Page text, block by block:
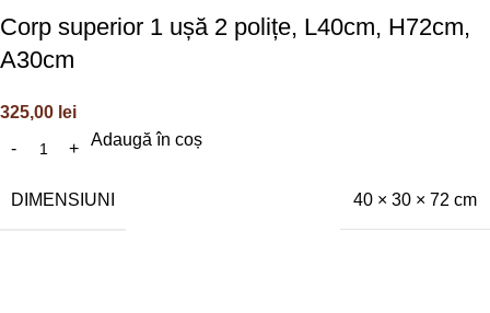
Corp superior 1 ușă 2 polițe, L40cm, H72cm,
A30cm
325,00 lei
Adaugă în coș
DIMENSIUNI 40 × 30 × 72 cm